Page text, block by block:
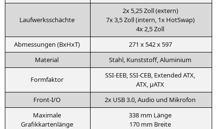
Lauf­werks­schäch­te
2x 5,25 Zoll (extern)
7x 3,5 Zoll (intern, 1x HotSwap)
4x 2,5 Zoll
Abmes­sun­gen (BxHxT)
271 x 542 x 597
Mate­ri­al
Stahl, Kunst­stoff, Aluminium
Form­fak­tor SSI-EEB SSI-CEB , Exten­ded ATX
ATX , µATX
Front‑I/O
2x USB3.0, Audio und Mikrofon
Maxi­ma­le
Grafikkartenlänge
338 mm Länge
170 mm Breite